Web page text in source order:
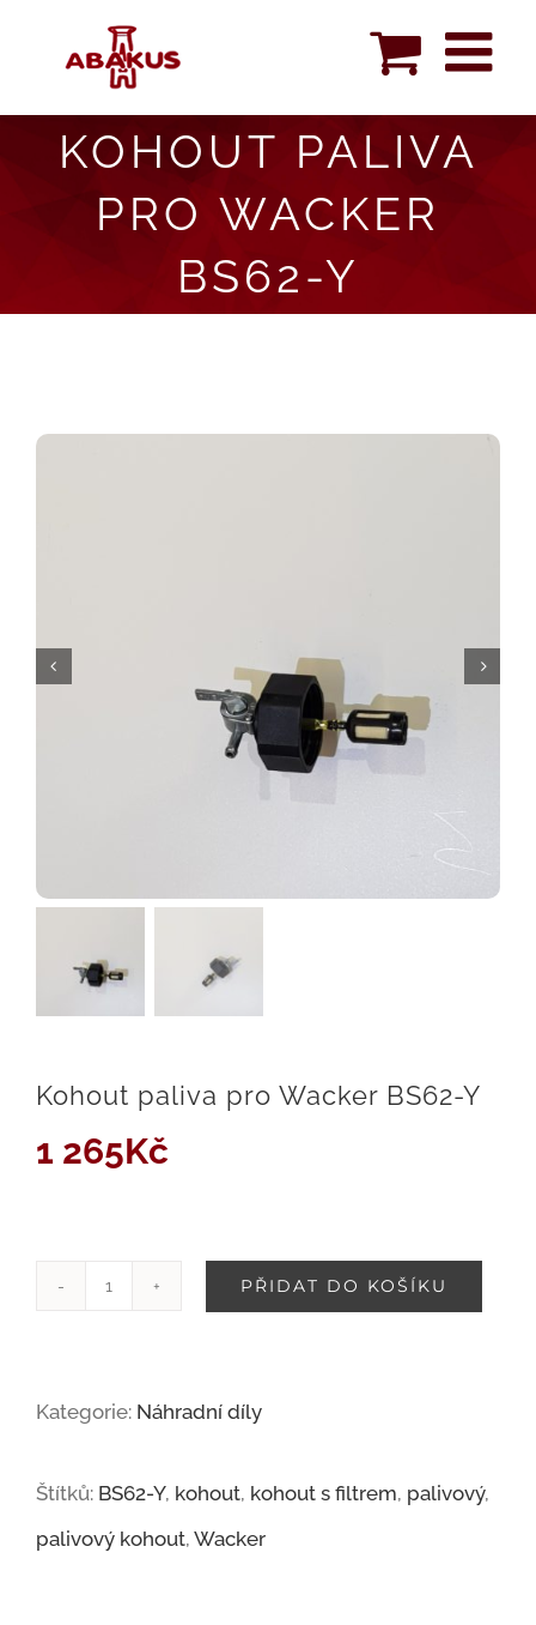
content
KOHOUT PALIVA
PRO WACKER
BS62-Y
Kohout paliva pro Wacker BS62-Y
1 265Kč
pro
BS62-
Y
PŘIDAT DO KOŠÍKU
Kategorie: Náhradní díly
Štítků: BS62-Y, kohout, kohout s filtrem, palivový,
palivový kohout, Wacker